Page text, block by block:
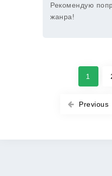
Рекомендую
жанра!
Previous
1